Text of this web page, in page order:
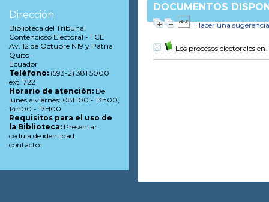
DOCUMENTOS
Hacer una sugerencia
Los procesos electorales
Dirección
Biblioteca del Tribunal
Contencioso Electoral - TCE
Av. 12 de Octubre N19 y Patria
Quito
Ecuador
Teléfono: (593-2) 381 5000
ext. 722
Horario de atención: De
lunes a viernes: 08H00 - 13h00,
14h00 - 17H00
Requisitos para el uso de
la Biblioteca: Presentar
cédula de identidad
contacto